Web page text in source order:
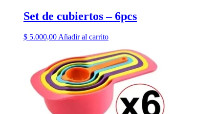
Set de cubiertos – 6pcs
$ 5.000,00 Añadir al carrito